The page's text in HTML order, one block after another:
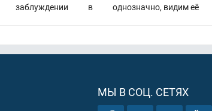
однозначно, видим её
в
заблуждении
МЫ В СОЦ. СЕТЯХ